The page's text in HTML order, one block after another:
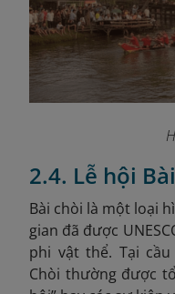
2.4. Lễ hội
Bài chòi là một loại
gian đã được
phi vật thể. Tại
Chòi thường được